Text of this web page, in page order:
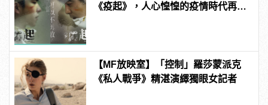
《疫起》，人心惶惶的疫情時代再度
【MF放映室】「控制」羅莎蒙派克
《私人戰爭》精湛演繹獨眼女記者